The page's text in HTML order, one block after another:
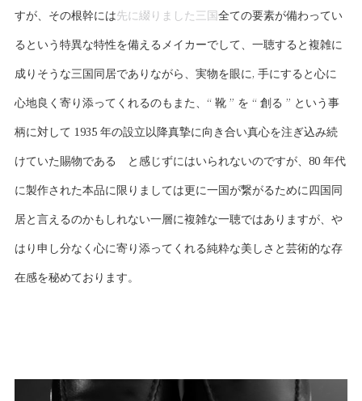
すが、その根幹には先に綴りました三国全ての要素が備わってい
るという特異な特性を備えるメイカーでして、一聴すると複雑に
成りそうな三国同居でありながら、実物を眼に, 手にすると心に
心地良く寄り添ってくれるのもまた、“ 靴 ” を “ 創る ” という事
柄に対して 1935 年の設立以降真摯に向き合い真心を注ぎ込み続
けていた賜物である と感じずにはいられないのですが、80 年代
に製作された本品に限りましては更に一国が繋がるために四国同
居と言えるのかもしれない一層に複雑な一聴ではありますが、や
はり申し分なく心に寄り添ってくれる純粋な美しさと芸術的な存
在感を秘めております。